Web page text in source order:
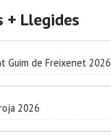
+ Llegides
Guim de Freixenet 2026
2026